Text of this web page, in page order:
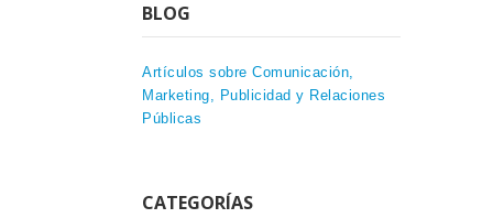
BLOG
Artículos sobre Comunicación,
Marketing, Publicidad y Relaciones
Públicas
CATEGORÍAS